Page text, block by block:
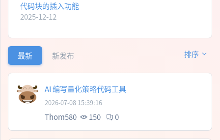
代码块的插入功能
2025-12-12
最新 新发布 排序
AI 编写量化策略代码工具
2026-07-08 15:39:16
Thom580 150 0